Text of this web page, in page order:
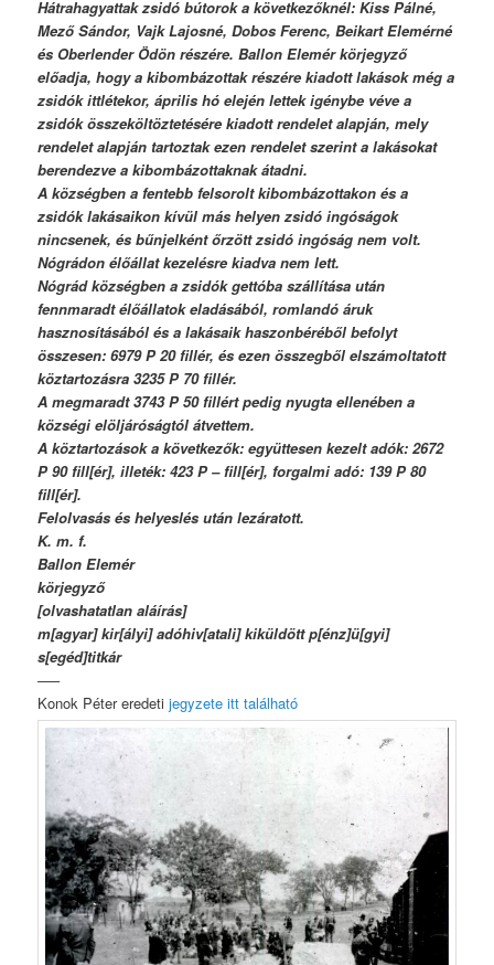
Hátrahagyattak zsidó bútorok a következőknél: Kiss Pálné,
Mező Sándor, Vajk Lajosné, Dobos Ferenc, Beikart Elemérné
és Oberlender Ödön részére. Ballon Elemér körjegyző
előadja, hogy a kibombázottak részére kiadott lakások még a
zsidók ittlétekor, április hó elején lettek igénybe véve a
zsidók összeköltöztetésére kiadott rendelet alapján, mely
rendelet alapján tartoztak ezen rendelet szerint a lakásokat
berendezve a kibombázottaknak átadni.
A községben a fentebb felsorolt kibombázottakon és a
zsidók lakásaikon kívül más helyen zsidó ingóságok
nincsenek, és bűnjelként őrzött zsidó ingóság nem volt.
Nógrádon élőállat kezelésre kiadva nem lett.
Nógrád községben a zsidók gettóba szállítása után
fennmaradt élőállatok eladásából, romlandó áruk
hasznosításából és a lakásaik haszonbéréből befolyt
összesen: 6979 P 20 fillér, és ezen összegből elszámoltatott
köztartozásra 3235 P 70 fillér.
A megmaradt 3743 P 50 fillért pedig nyugta ellenében a
községi elöljáróságtól átvettem.
A köztartozások a következők: együttesen kezelt adók: 2672
P 90 fill[ér], illeték: 423 P – fill[ér], forgalmi adó: 139 P 80
fill[ér].
Felolvasás és helyeslés után lezáratott.
K. m. f.
Ballon Elemér
körjegyző
[olvashatatlan aláírás]
m[agyar] kir[ályi] adóhiv[atali] kiküldött p[énz]ü[gyi]
s[egéd]titkár
—–
Konok Péter eredetijegyzete itt található